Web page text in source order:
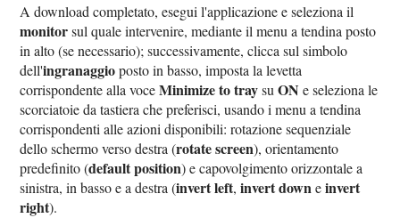
A download completato, esegui l'applicazione e seleziona il
monitorsul quale intervenire, mediante il menu a tendina posto
in alto (se necessario); successivamente, clicca sul simbolo
dell'ingranaggioposto in basso, imposta la levetta
corrispondente alla voceMinimize to traysuON e seleziona le
scorciatoie da tastiera che preferisci, usando i menu a tendina
corrispondenti alle azioni disponibili: rotazione sequenziale
dello schermo verso destra (rotate screen), orientamento
predefinito (default position) e capovolgimento orizzontale a
sinistra, in basso e a destra (invert left,invert downeinvert
right).